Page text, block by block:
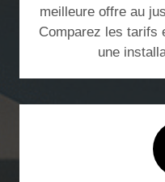
meilleure offre au
Comparez les tarifs
une